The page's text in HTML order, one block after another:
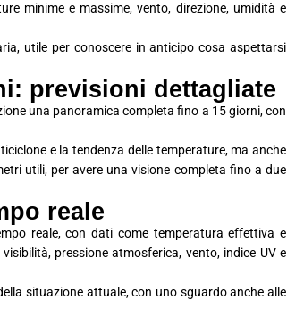
minime e massime, vento, direzione, umidità e
utile per conoscere in anticipo cosa aspettarsi
previsioni dettagliate
una panoramica completa fino a 15 giorni, con
e la tendenza delle temperature, ma anche
utili, per avere una visione completa fino a due
reale
reale, con dati come temperatura effettiva e
pressione atmosferica, vento, indice UV e
situazione attuale, con uno sguardo anche alle